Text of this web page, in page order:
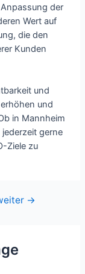
der
Wert auf
die den
Kunden
und
und
in Mannheim
gerne
Ziele zu
→